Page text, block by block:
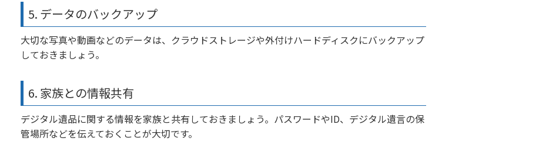
5. データのバックアップ
大切な写真や動画などのデータは、クラウドストレージや外付けハードディスクにバックアップ
しておきましょう。
6. 家族との情報共有
デジタル遺品に関する情報を家族と共有しておきましょう。パスワードやID、デジタル遺言の保
管場所などを伝えておくことが大切です。